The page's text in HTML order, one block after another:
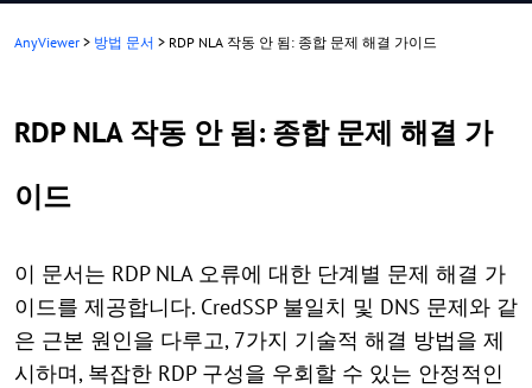
AnyViewer > 방법 문서 > RDP NLA 작동 안 됨: 종합 문제 해결 가이드
RDP NLA 작동 안 됨: 종합 문제 해결 가
이드
이 문서는 RDP NLA 오류에 대한 단계별 문제 해결 가
이드를 제공합니다. CredSSP 불일치 및 DNS 문제와 같
은 근본 원인을 다루고, 7가지 기술적 해결 방법을 제
시하며, 복잡한 RDP 구성을 우회할 수 있는 안정적인